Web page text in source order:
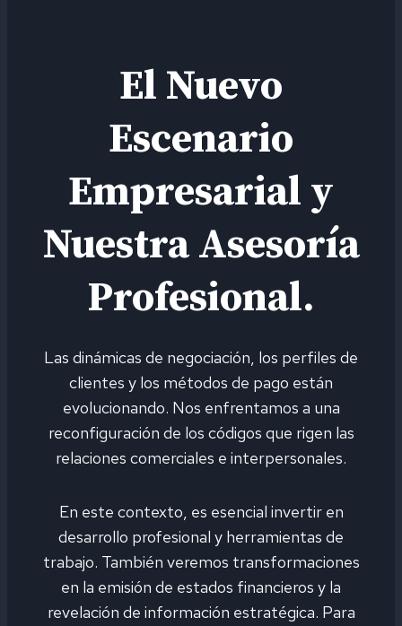
El Nuevo
Escenario
Empresarial y
Nuestra Asesoría
Profesional.
Las dinámicas de negociación, los perfiles de
clientes y los métodos de pago están
evolucionando. Nos enfrentamos a una
reconfiguración de los códigos que rigen las
relaciones comerciales e interpersonales.
En este contexto, es esencial invertir en
desarrollo profesional y herramientas de
trabajo. También veremos transformaciones
en la emisión de estados financieros y la
revelación de información estratégica. Para